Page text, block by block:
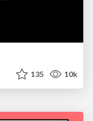
135 10k